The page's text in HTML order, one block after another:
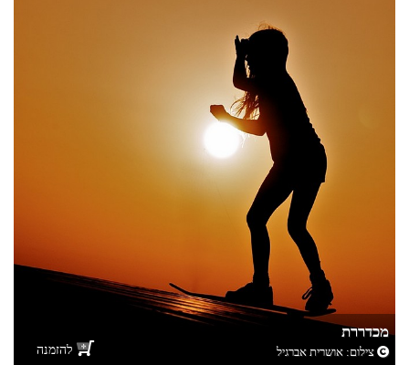
מכדררת
צילום: אושרית אברגיל להזמנה